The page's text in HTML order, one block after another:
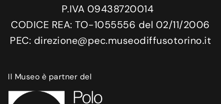
P.IVA 09438720014
CODICE REA: TO-1055556 del 02/11/2006
PEC: direzione@pec.museodiffusotorino.it
Il Museo è partner del